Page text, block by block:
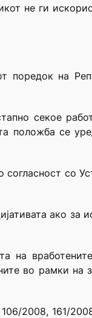
не ги
поредок на
секое
положба се
со
ако за
на
во рамки на
2008, 161/